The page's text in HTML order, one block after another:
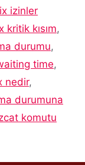
izinler
kritik kısım,
durumu,
time,
nedir,
durumuna
komutu